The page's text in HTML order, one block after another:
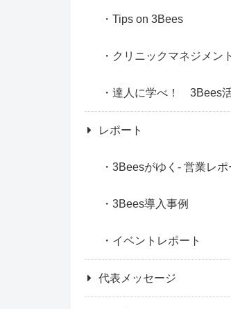
Tips on 3Bees
クリニックマネジメン
達人に学べ！ 3Bees
レポート
3Beesがゆく- 営業レポ
3Bees導入事例
イベントレポート
代表メッセージ